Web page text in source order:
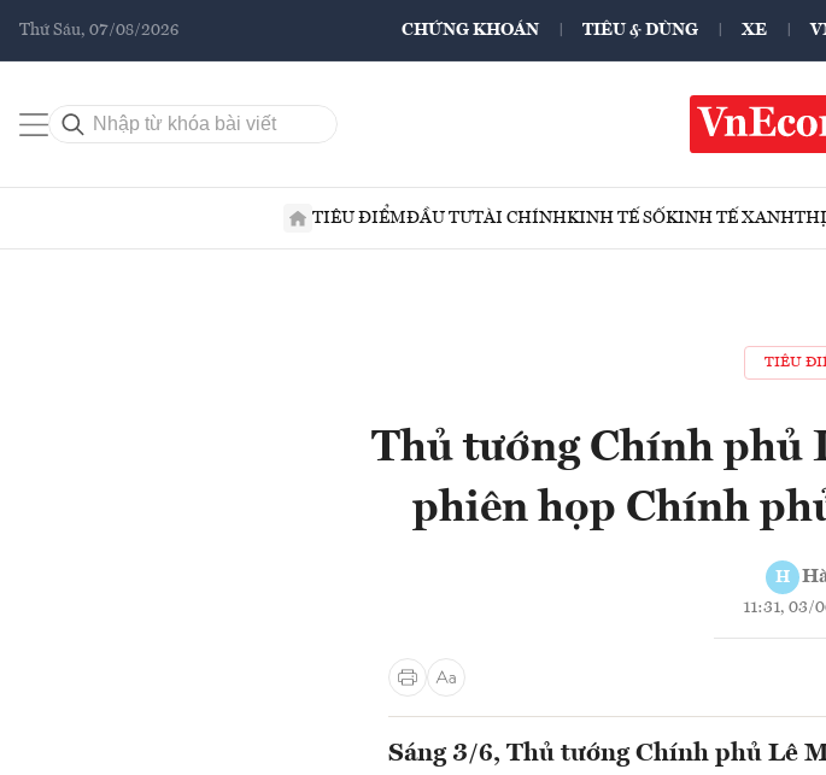
Thứ Sáu, 07/08/2026 CHỨNG KHOÁN TIÊU & DÙNG XE
TIÊU ĐIỂMĐẦU TƯTÀI CHÍNHKINH TẾ SỐKINH TẾ XANHTHỊ
TIÊU
Thủ tướng Chính phủ
phiên họp Chính
H
11:31, 03/
Sáng 3/6, Thủ tướng Chính phủ Lê